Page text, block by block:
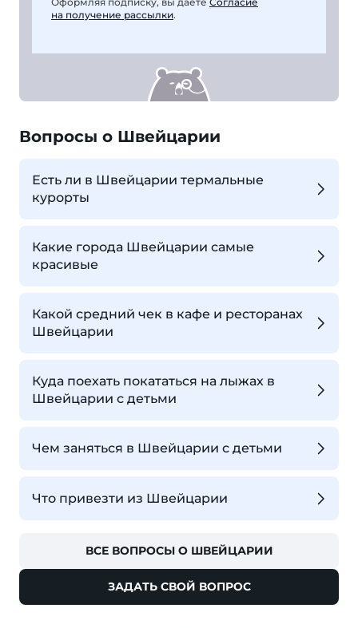
на получение рассылки.
Вопросы о Швейцарии
Есть ли в Швейцарии термальные
курорты
Какие города Швейцарии самые
красивые
Какой средний чек в кафе и ресторанах
Швейцарии
Куда поехать покататься на лыжах в
Швейцарии с детьми
Чем заняться в Швейцарии с детьми
Что привезти из Швейцарии
ВСЕ ВОПРОСЫ О ШВЕЙЦАРИИ
ЗАДАТЬ СВОЙ ВОПРОС